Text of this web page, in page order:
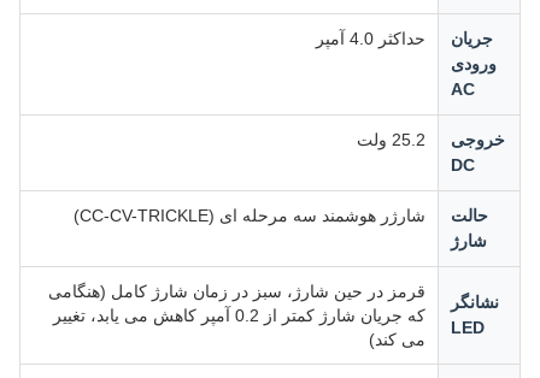
جریان
ورودی
AC
حداکثر 4.0 آمپر
خروجی
DC
25.2 ولت
حالت
شارژ
شارژر هوشمند سه مرحله ای (CC-CV-TRICKLE)
نشانگر
LED
قرمز در حین شارژ، سبز در زمان شارژ کامل (هنگامی
که جریان شارژ کمتر از 0.2 آمپر کاهش می یابد، تغییر
می کند)